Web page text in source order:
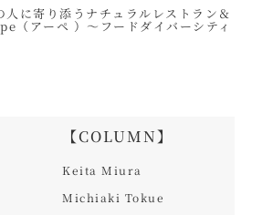
人に寄り添うナチュラルレストラン＆
（アーペ ）～フードダイバーシティ
【COLUMN】
Keita Miura
Michiaki Tokue